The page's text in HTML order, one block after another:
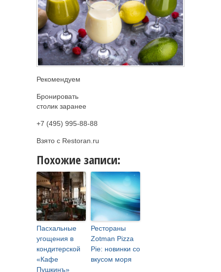
Рекомендуем
Бронировать
столик заранее
+7 (495) 995-88-88
Взято с Restoran.ru
Похожие записи:
Пасхальные
угощения в
кондитерской
«Кафе
Пушкинъ»
Рестораны
Zotman Pizza
Pie: новинки со
вкусом моря